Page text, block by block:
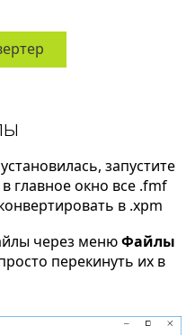
запустите
главное окно все .fmf
в .xpm
через менюФайлы
перекинуть их в